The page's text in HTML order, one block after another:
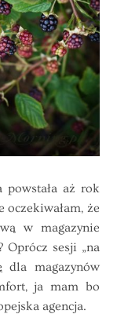
aż rok
że
w magazynie
Oprócz sesji „na
magazynów
ja mam bo
agencja.